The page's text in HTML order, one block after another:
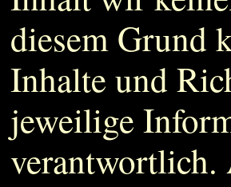
diesem Grund
Inhalte und
jeweilige
verantwortlich.